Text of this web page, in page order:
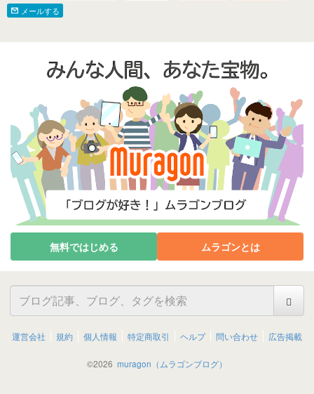
メールする
無料ではじめる ムラゴンとは
運営会社 規約 個人情報 特定商取引 ヘルプ 問い合わせ 広告掲載
©2026 muragon（ムラゴンブログ）